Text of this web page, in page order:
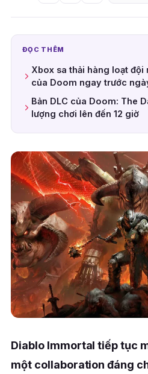
ĐỌC THÊM
Xbox sa thải hàng loạt đội
của Doom ngay trước
Bản DLC của Doom: The
lượng chơi lên đến 12 giờ
Diablo Immortal tiếp tục
một collaboration đáng